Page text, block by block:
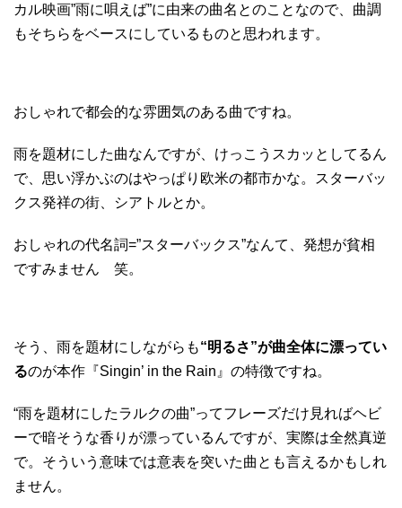
カル映画”雨に唄えば”に由来の曲名とのことなので、曲調
もそちらをベースにしているものと思われます。
おしゃれで都会的な雰囲気のある曲ですね。
雨を題材にした曲なんですが、けっこうスカッとしてるん
で、思い浮かぶのはやっぱり欧米の都市かな。スターバッ
クス発祥の街、シアトルとか。
おしゃれの代名詞=”スターバックス”なんて、発想が貧相
ですみません 笑。
そう、雨を題材にしながらも“明るさ”が曲全体に漂ってい
るのが本作『Singin’ in the Rain』の特徴ですね。
“雨を題材にしたラルクの曲”ってフレーズだけ見ればヘビ
ーで暗そうな香りが漂っているんですが、実際は全然真逆
で。そういう意味では意表を突いた曲とも言えるかもしれ
ません。